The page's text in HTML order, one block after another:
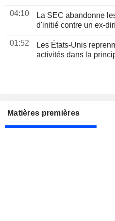
04:10
La SEC abandonne
d'initié contre un ex-
01:52
Les États-Unis
activités dans la
Matières premières